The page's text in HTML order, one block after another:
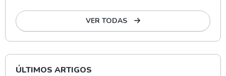
VER TODAS
ÚLTIMOS ARTIGOS